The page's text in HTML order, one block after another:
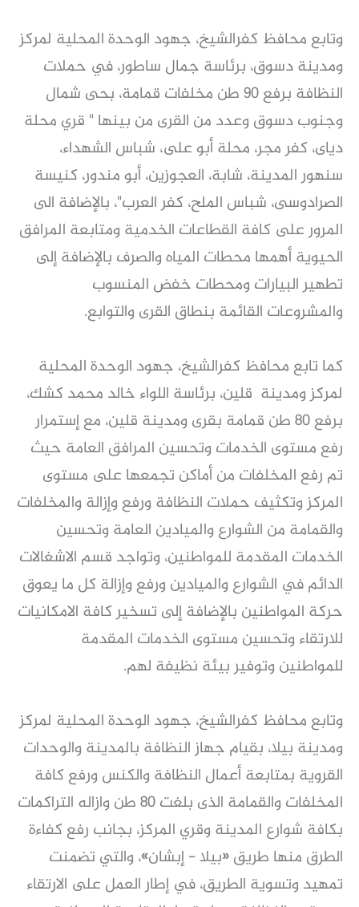
وتابع محافظ كفرالشيخ، جهود الوحدة المحلية لمركز
ومدينة دسوق، برئاسة جمال ساطور، في حملات
النظافة برفع ٩٠ طن مخلفات قمامة، بحى شمال
وجنوب دسوق وعدد من القرى من بينها " قري محلة
دياى، كفر مجر، محلة أبو على، شباس الشهداء،
سنهور المدينة، شابة، العجوزين، أبو مندور، كنيسة
الصرادوسى، شباس الملح، كفر العرب"، بالإضافة الى
المرور على كافة القطاعات الخدمية ومتابعة المرافق
الحيوية أهمها محطات المياه والصرف بالإضافة إلى
تطهير البيارات ومحطات خفض المنسوب
والمشروعات القائمة بنطاق القرى والتوابع.
كما تابع محافظ كفرالشيخ، جهود الوحدة المحلية
لمركز ومدينة قلين، برئاسة اللواء خالد محمد كشك،
برفع ٨٠ طن قمامة بقرى ومدينة قلين، مع إستمرار
رفع مستوى الخدمات وتحسين المرافق العامة حيث
تم رفع المخلفات من أماكن تجمعها على مستوى
المركز وتكثيف حملات النظافة ورفع وإزالة والمخلفات
والقمامة من الشوارع والميادين العامة وتحسين
الخدمات المقدمة للمواطنين، وتواجد قسم الاشغالات
الدائم في الشوارع والميادين ورفع وإزالة كل ما يعوق
حركة المواطنين بالإضافة إلى تسخير كافة الامكانيات
للارتقاء وتحسين مستوى الخدمات المقدمة
للمواطنين وتوفير بيئة نظيفة لهم.
وتابع محافظ كفرالشيخ، جهود الوحدة المحلية لمركز
ومدينة بيلا، بقيام جهاز النظافة بالمدينة والوحدات
القروية بمتابعة أعمال النظافة والكنس ورفع كافة
المخلفات والقمامة الذى بلغت ٨٠ طن وازاله التراكمات
بكافة شوارع المدينة وقري المركز، بجانب رفع كفاءة
الطرق منها طريق «بيلا - إبشان»، والتي تضمنت
تمهيد وتسوية الطريق، في إطار العمل على الارتقاء